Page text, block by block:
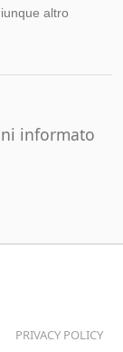
altro
informato
PRIVACY POLICY